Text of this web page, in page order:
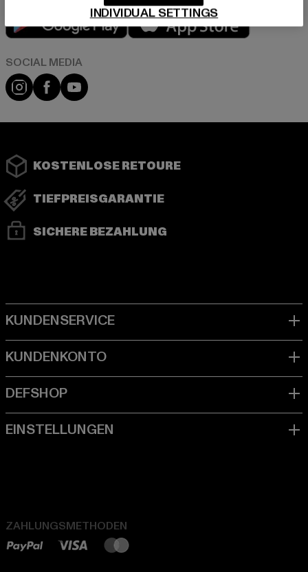
Play market
Instagram
FacebookYouTube
KOSTENLOSE RETOURE
TIEFPREISGARANTIE
SICHERE BEZAHLUNG
ZAHLUNGSMETHODEN
INDIVIDUAL SETTINGS